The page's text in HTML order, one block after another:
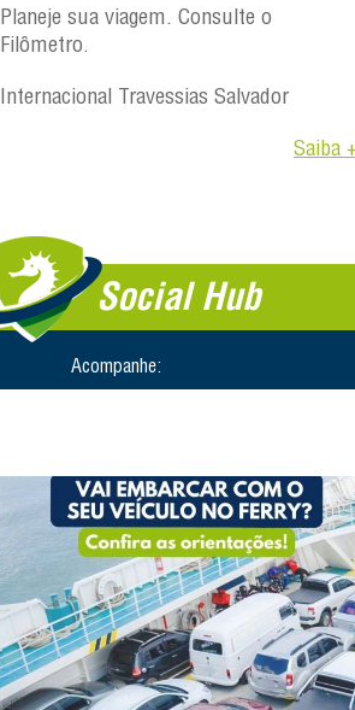
Planeje sua viagem. Consulte o
Filômetro.
Internacional Travessias Salvador
Saiba +
Social Hub
Acompanhe: